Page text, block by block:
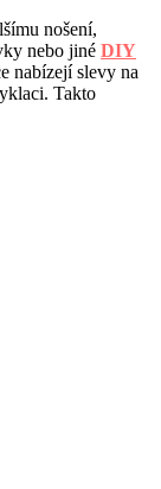
nošení,
nebo jiné DIY
nabízejí slevy na
Takto